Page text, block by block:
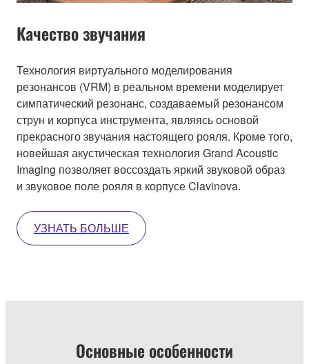
Качество звучания
Технология виртуального моделирования
резонансов (VRM) в реальном времени моделирует
симпатический резонанс, создаваемый резонансом
струн и корпуса инструмента, являясь основой
прекрасного звучания настоящего рояля. Кроме того,
новейшая акустическая технология Grand Acoustic
Imaging позволяет воссоздать яркий звуковой образ
и звуковое поле рояля в корпусе Clavinova.
УЗНАТЬ БОЛЬШЕ
Основные особенности